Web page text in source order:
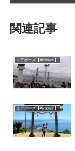
関連記事
エアボーズ【Airbowz 】
エアボーズ【Airbowz 】